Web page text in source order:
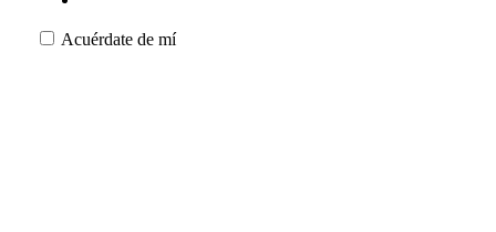
Acuérdate de mí